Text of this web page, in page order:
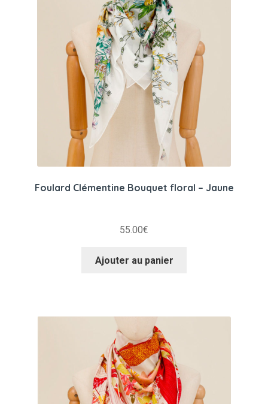
Foulard Clémentine Bouquet floral – Jaune
55.00€
Ajouter au panier